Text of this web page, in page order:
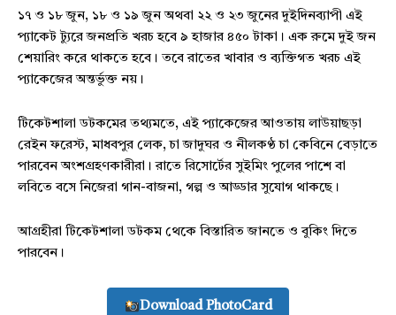
১৭ ও ১৮ জুন, ১৮ ও ১৯ জুন অথবা ২২ ও ২৩ জুনের দুইদিনব্যাপী এই
প্যাকেট ট্যুরে জনপ্রতি খরচ হবে ৯ হাজার ৪৫০ টাকা। এক রুমে দুই জন
শেয়ারিং করে থাকতে হবে। তবে রাতের খাবার ও ব্যক্তিগত খরচ এই
প্যাকেজের অন্তর্ভুক্ত নয়।
টিকেটশালা ডটকমের তথ্যমতে, এই প্যাকেজের আওতায় লাউয়াছড়া
রেইন ফরেস্ট, মাধবপুর লেক, চা জাদুঘর ও নীলকণ্ঠ চা কেবিনে বেড়াতে
পারবেন অংশগ্রহণকারীরা। রাতে রিসোর্টের সুইমিং পুলের পাশে বা
লবিতে বসে নিজেরা গান-বাজনা, গল্প ও আড্ডার সুযোগ থাকছে।
আগ্রহীরা টিকেটশালা ডটকম থেকে বিস্তারিত জানতে ও বুকিং দিতে
পারবেন।
Download PhotoCard